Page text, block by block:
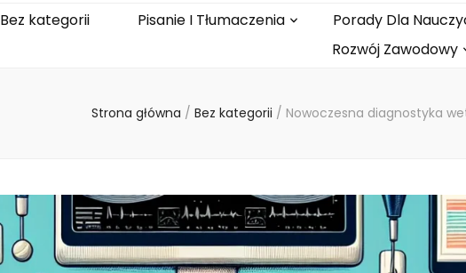
Bez kategorii Pisanie I Tłumaczenia Porady Dla
Rozwój Zawodowy
Strona główna / Bez kategorii / Nowoczesna diagnostyka